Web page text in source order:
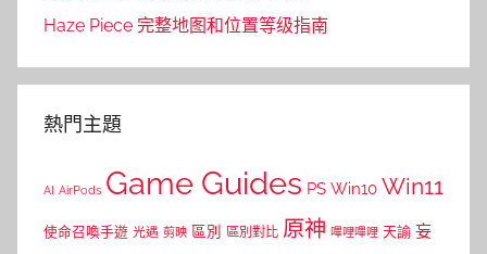
Haze Piece 完整地图和位置等级指南
熱門主題
AI AirPods Game Guides PS Win10 Win11
使命召喚手遊 光遇 剪映 區別 區別對比 原神 嗶哩嗶哩 天諭 妄